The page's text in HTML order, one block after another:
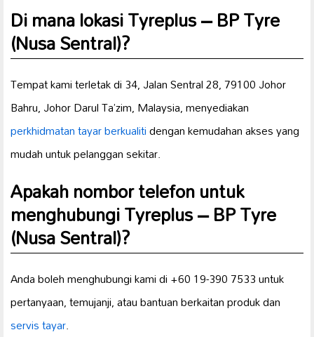
Di mana lokasi Tyreplus – BP Tyre
(Nusa Sentral)?
Tempat kami terletak di 34, Jalan Sentral 28, 79100 Johor
Bahru, Johor Darul Ta’zim, Malaysia, menyediakan
perkhidmatan tayar berkualitidengan kemudahan akses yang
mudah untuk pelanggan sekitar.
Apakah nombor telefon untuk
menghubungi Tyreplus – BP Tyre
(Nusa Sentral)?
Anda boleh menghubungi kami di +60 19-390 7533 untuk
pertanyaan, temujanji, atau bantuan berkaitan produk dan
servis tayar.